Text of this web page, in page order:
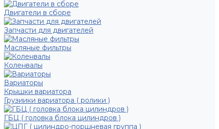
Двигатели в сборе
Запчасти для двигателей
Масляные фильтры
Коленвалы
Вариаторы
Крышки вариатора
Грузиики вариатора ( ролики )
ГБЦ ( головка блока цилиндров )